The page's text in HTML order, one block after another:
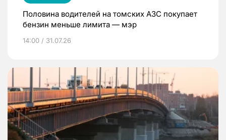
Половина водителей на томских АЗС покупает
бензин меньше лимита — мэр
14:00 / 31.07.26